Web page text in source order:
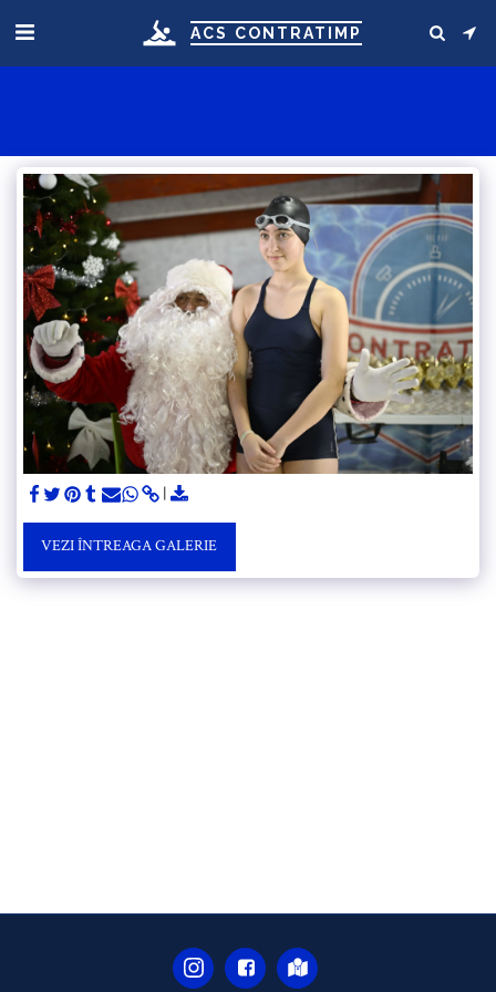
ACS CONTRATIMP
VEZI ÎNTREAGA GALERIE